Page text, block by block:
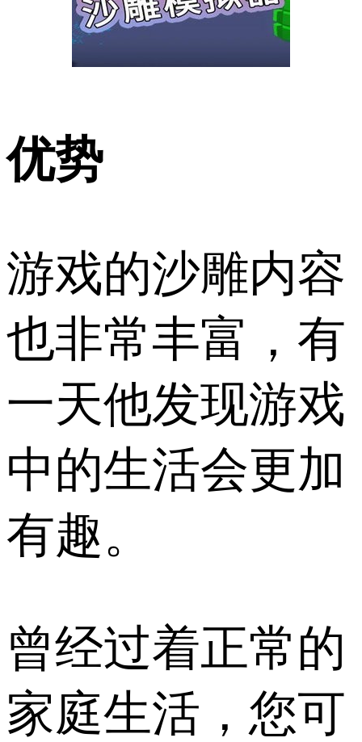
优势
游戏的沙雕内容
也非常丰富，有
一天他发现游戏
中的生活会更加
有趣。
曾经过着正常的
家庭生活，您可